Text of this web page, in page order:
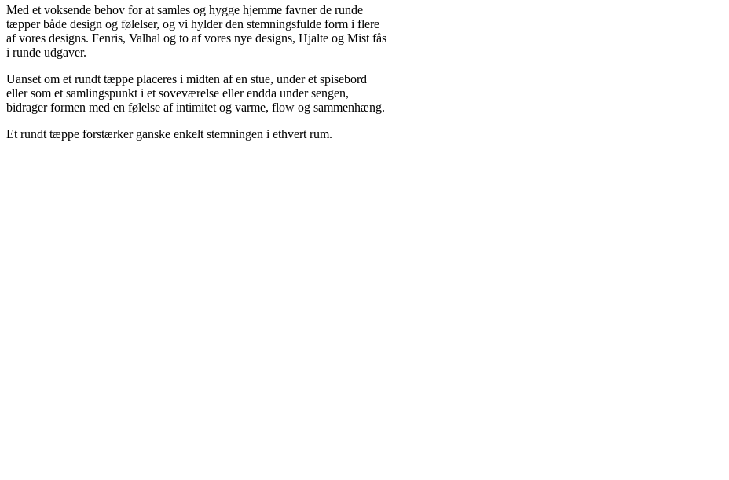
Med et voksende behov for at samles og hygge hjemme favner de runde
tæpper både design og følelser, og vi hylder den stemningsfulde form i flere
af vores designs. Fenris, Valhal og to af vores nye designs, Hjalte og Mist fås
i runde udgaver.
Uanset om et rundt tæppe placeres i midten af en stue, under et spisebord
eller som et samlingspunkt i et soveværelse eller endda under sengen,
bidrager formen med en følelse af intimitet og varme, flow og sammenhæng.
Et rundt tæppe forstærker ganske enkelt stemningen i ethvert rum.